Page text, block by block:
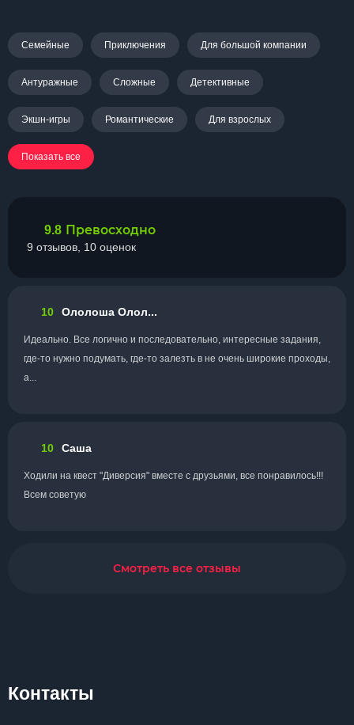
Семейные Приключения Для большой компании
Антуражные Сложные Детективные
Экшн-игры Романтические Для взрослых
Показать все
9.8 Превосходно
9 отзывов, 10 оценок
10 Ололоша Олол...
Идеально. Все логично и последовательно, интересные задания,
где-то нужно подумать, где-то залезть в не очень широкие проходы,
а...
10 Саша
Ходили на квест "Диверсия" вместе с друзьями, все понравилось!!!
Всем советую
Смотреть все отзывы
Контакты